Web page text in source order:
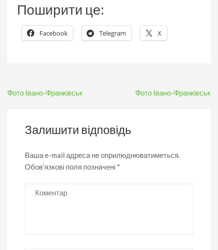
Поширити це:
Facebook Telegram X
Навігація
Фото Івано-Франківськ Фото Івано-Франківськ
Залишити відповідь
Ваша e-mail адреса не оприлюднюватиметься.
Обов’язкові поля позначені *
Коментар